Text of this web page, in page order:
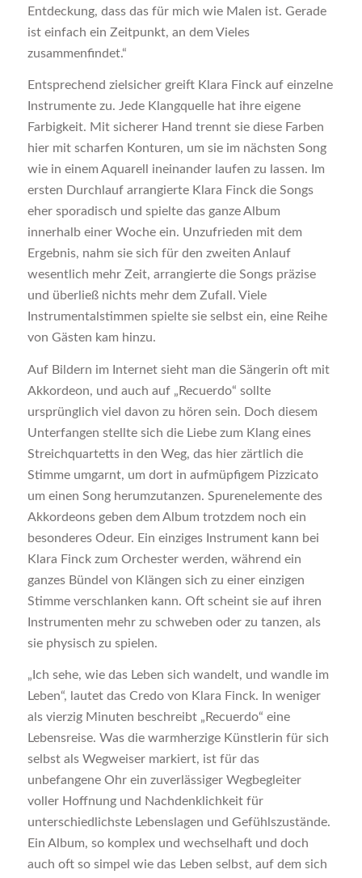
Entdeckung, dass das für mich wie Malen ist. Gerade
ist einfach ein Zeitpunkt, an dem Vieles
zusammenfindet.“
Entsprechend zielsicher greift Klara Finck auf einzelne
Instrumente zu. Jede Klangquelle hat ihre eigene
Farbigkeit. Mit sicherer Hand trennt sie diese Farben
hier mit scharfen Konturen, um sie im nächsten Song
wie in einem Aquarell ineinander laufen zu lassen. Im
ersten Durchlauf arrangierte Klara Finck die Songs
eher sporadisch und spielte das ganze Album
innerhalb einer Woche ein. Unzufrieden mit dem
Ergebnis, nahm sie sich für den zweiten Anlauf
wesentlich mehr Zeit, arrangierte die Songs präzise
und überließ nichts mehr dem Zufall. Viele
Instrumentalstimmen spielte sie selbst ein, eine Reihe
von Gästen kam hinzu.
Auf Bildern im Internet sieht man die Sängerin oft mit
Akkordeon, und auch auf „Recuerdo“ sollte
ursprünglich viel davon zu hören sein. Doch diesem
Unterfangen stellte sich die Liebe zum Klang eines
Streichquartetts in den Weg, das hier zärtlich die
Stimme umgarnt, um dort in aufmüpfigem Pizzicato
um einen Song herumzutanzen. Spurenelemente des
Akkordeons geben dem Album trotzdem noch ein
besonderes Odeur. Ein einziges Instrument kann bei
Klara Finck zum Orchester werden, während ein
ganzes Bündel von Klängen sich zu einer einzigen
Stimme verschlanken kann. Oft scheint sie auf ihren
Instrumenten mehr zu schweben oder zu tanzen, als
sie physisch zu spielen.
„Ich sehe, wie das Leben sich wandelt, und wandle im
Leben“, lautet das Credo von Klara Finck. In weniger
als vierzig Minuten beschreibt „Recuerdo“ eine
Lebensreise. Was die warmherzige Künstlerin für sich
selbst als Wegweiser markiert, ist für das
unbefangene Ohr ein zuverlässiger Wegbegleiter
voller Hoffnung und Nachdenklichkeit für
unterschiedlichste Lebenslagen und Gefühlszustände.
Ein Album, so komplex und wechselhaft und doch
auch oft so simpel wie das Leben selbst, auf dem sich